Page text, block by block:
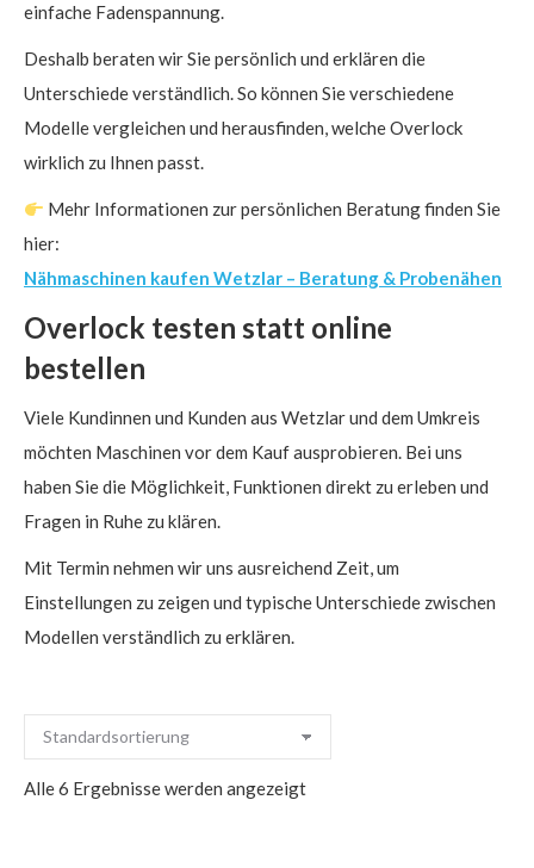
einfache Fadenspannung.
Deshalb beraten wir Sie persönlich und erklären die
Unterschiede verständlich. So können Sie verschiedene
Modelle vergleichen und herausfinden, welche Overlock
wirklich zu Ihnen passt.
Mehr Informationen zur persönlichen Beratung finden Sie
hier:
Nähmaschinen kaufen Wetzlar – Beratung & Probenähen
Overlock testen statt online
bestellen
Viele Kundinnen und Kunden aus Wetzlar und dem Umkreis
möchten Maschinen vor dem Kauf ausprobieren. Bei uns
haben Sie die Möglichkeit, Funktionen direkt zu erleben und
Fragen in Ruhe zu klären.
Mit Termin nehmen wir uns ausreichend Zeit, um
Einstellungen zu zeigen und typische Unterschiede zwischen
Modellen verständlich zu erklären.
Alle 6 Ergebnisse werden angezeigt